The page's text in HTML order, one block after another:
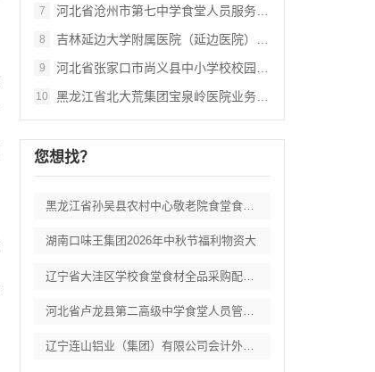
7 河北省沧州市第七中学食堂人员服务项目招标
8 吉林延边大学附属医院（延边医院）中药配方
9 河北省张家口市尚义县中小学校校园餐食材集
10 黑龙江省北大荒集团宝泉岭医院业务应用系统
您想找？
黑龙江省孙吴县农村中心敬老院食堂食材采购
湖南口味王集团2026年中秋节福利物资大
河北省卢龙县第二高级中学食堂人员管理服务
辽宁连山铝业（集团）有限公司会计外包服务